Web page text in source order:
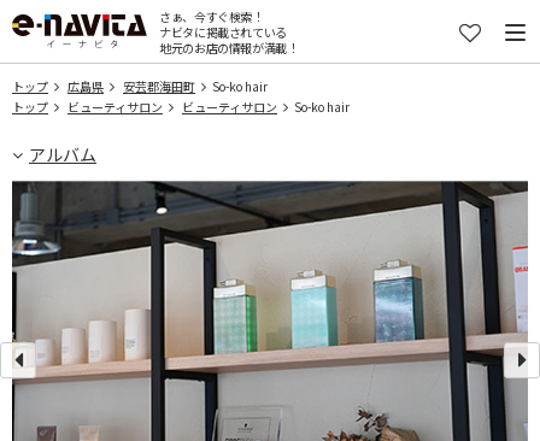
さぁ、今すぐ検索！
ナビタに掲載されている
地元のお店の情報が満載！
トップ 広島県 安芸郡海田町
So-ko hair
トップ
ビューティサロン ビューティサロン So-ko hair
アルバム